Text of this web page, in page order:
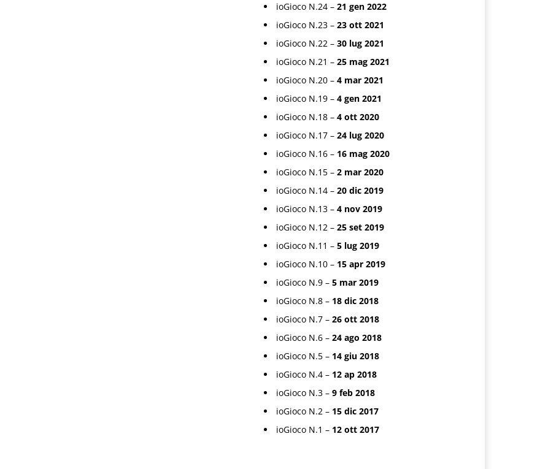
ioGioco N.24 – 21 gen 2022
ioGioco N.23 – 23 ott 2021
ioGioco N.22 – 30 lug 2021
ioGioco N.21 – 25 mag 2021
ioGioco N.20 – 4 mar 2021
ioGioco N.19 – 4 gen 2021
ioGioco N.18 – 4 ott 2020
ioGioco N.17 – 24 lug 2020
ioGioco N.16 – 16 mag 2020
ioGioco N.15 – 2 mar 2020
ioGioco N.14 – 20 dic 2019
ioGioco N.13 – 4 nov 2019
ioGioco N.12 – 25 set 2019
ioGioco N.11 – 5 lug 2019
ioGioco N.10 – 15 apr 2019
ioGioco N.9 – 5 mar 2019
ioGioco N.8 – 18 dic 2018
ioGioco N.7 – 26 ott 2018
ioGioco N.6 – 24 ago 2018
ioGioco N.5 – 14 giu 2018
ioGioco N.4 – 12 ap 2018
ioGioco N.3 – 9 feb 2018
ioGioco N.2 – 15 dic 2017
ioGioco N.1 – 12 ott 2017